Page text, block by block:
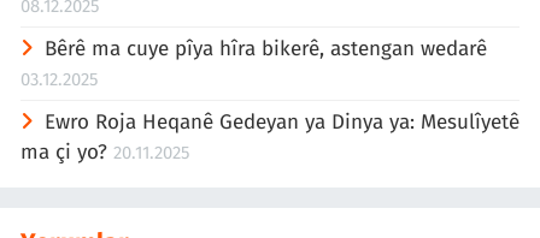
08.12.2025
Bêrê ma cuye pîya hîra bikerê, astengan wedarê
03.12.2025
Ewro Roja Heqanê Gedeyan ya Dinya ya: Mesulîyetê
ma çi yo? 20.11.2025